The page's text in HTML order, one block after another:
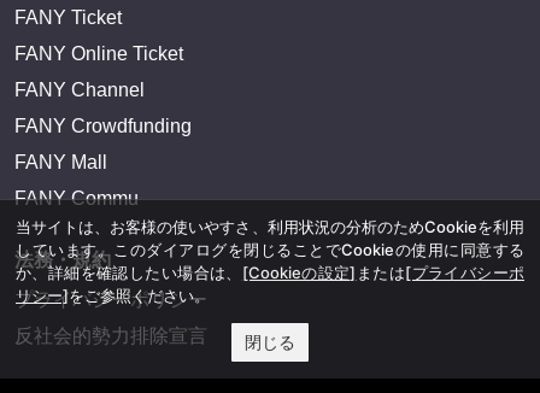
FANY Ticket
FANY Online Ticket
FANY Channel
FANY Crowdfunding
FANY Mall
FANY Commu
法務・規約
プライバシーポリシー
反社会的勢力排除宣言
当サイトは、お客様の使いやすさ、利用状況の分析のためCookieを利用
しています。このダイアログを閉じることでCookieの使用に同意する
か、詳細を確認したい場合は、 [Cookieの設定] または[プライバシーポ
リシー]をご参照ください。
閉じる